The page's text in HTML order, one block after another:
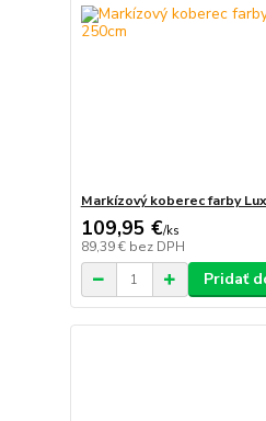
Markízový koberec farby
109,95 €/ks
89,39 € bez DPH
Pridať